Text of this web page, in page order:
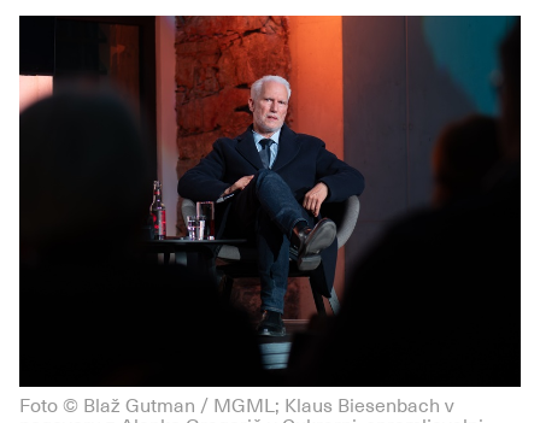
Foto © Blaž Gutman / MGML; Klaus Biesenbach v